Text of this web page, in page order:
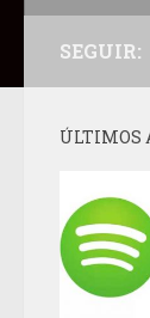
SEGUIR:
ÚLTIMOS